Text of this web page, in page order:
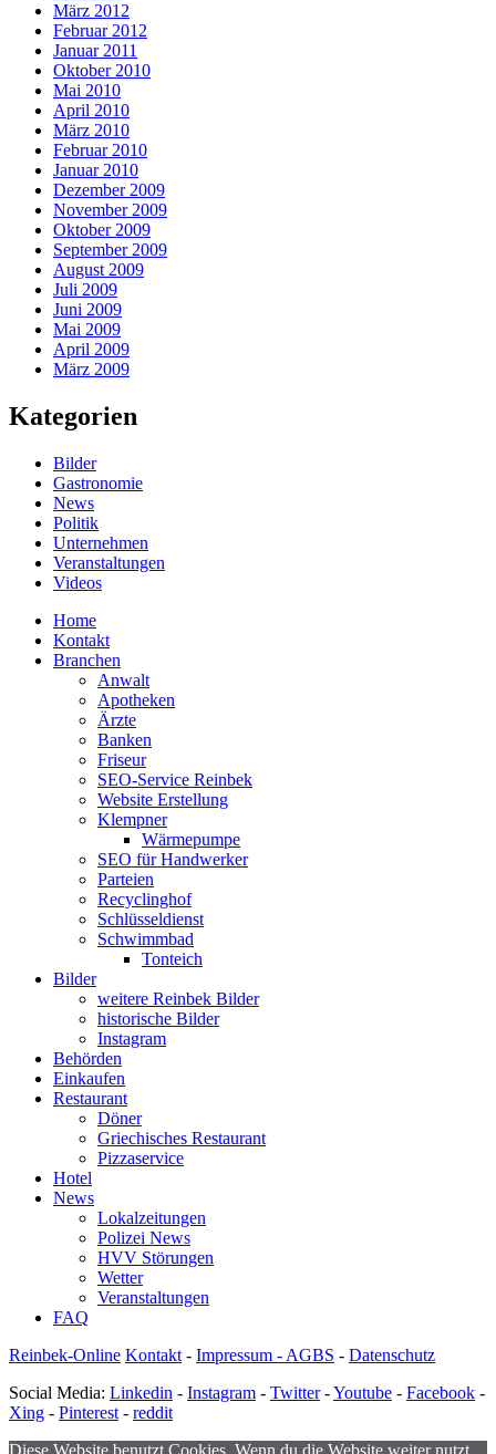
März 2012
Februar 2012
Januar 2011
Oktober 2010
Mai 2010
April 2010
März 2010
Februar 2010
Januar 2010
Dezember 2009
November 2009
Oktober 2009
September 2009
August 2009
Juli 2009
Juni 2009
Mai 2009
April 2009
März 2009
Kategorien
Bilder
Gastronomie
News
Politik
Unternehmen
Veranstaltungen
Videos
Home
Kontakt
Branchen
Anwalt
Apotheken
Ärzte
Banken
Friseur
SEO-Service Reinbek
Website Erstellung
Klempner
Wärmepumpe
SEO für Handwerker
Parteien
Recyclinghof
Schlüsseldienst
Schwimmbad
Tonteich
Bilder
weitere Reinbek Bilder
historische Bilder
Instagram
Behörden
Einkaufen
Restaurant
Döner
Griechisches Restaurant
Pizzaservice
Hotel
News
Lokalzeitungen
Polizei News
HVV Störungen
Wetter
Veranstaltungen
FAQ
Reinbek-Online Kontakt - Impressum - AGBS - Datenschutz
Social Media: Linkedin - Instagram - Twitter-Youtube - Facebook -
Xing - Pinterest - reddit